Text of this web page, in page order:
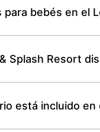
bebés en el
Splash Resort
está incluido